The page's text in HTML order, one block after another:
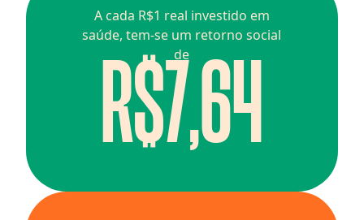
A cada R$1 real investido em
saúde, tem-se um retorno social
de
R$7,64